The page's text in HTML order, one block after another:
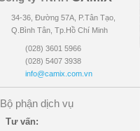
34-36, Đường 57A, P.Tân Tạo,
Q.Bình Tân, Tp.Hồ Chí Minh
(028) 3601 5966
(028) 5407 3938
info@camix.com.vn
Bộ phận dịch vụ
Tư vấn: